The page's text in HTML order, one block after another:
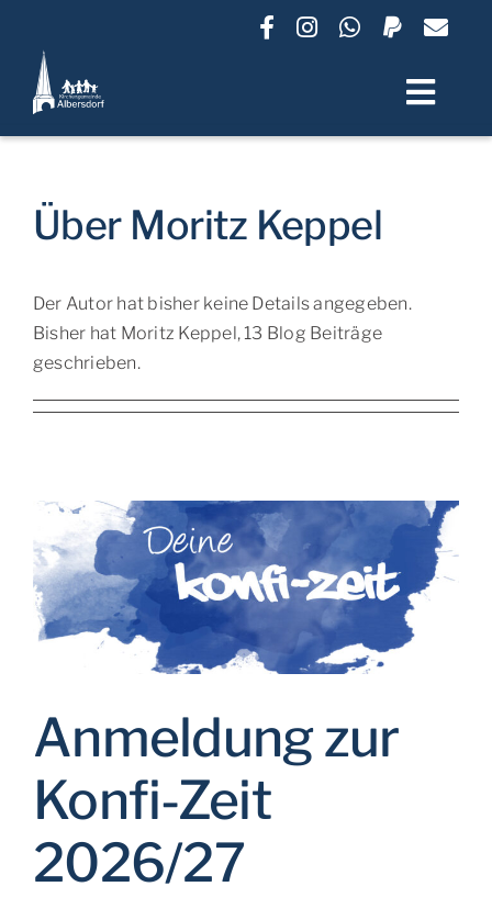
springen
Lebensbegleitung
Gruppen und Angebote
Kontakt
Über Moritz Keppel
Der Autor hat bisher keine Details angegeben.
Bisher hat Moritz Keppel, 13 Blog Beiträge
geschrieben.
Anmeldung zur
Konfi-Zeit
2026/27